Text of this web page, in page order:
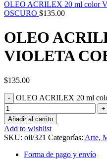
OLEO ACRILEX 20 ml color
OSCURO $135.00
OLEO
VIOLETA
$135.00
OLEO ACRILEX 20 ml
Añadir al carrito
Add to wishlist
SKU: oil/321 Categorías: Arte,
Forma de pago y envío